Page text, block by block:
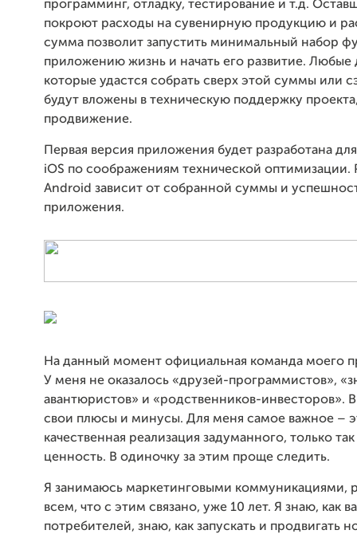
программинг, отладку, тестирование и т.д.
покроют расходы на сувенирную продукцию и
сумма позволит запустить минимальный набор
приложению жизнь и начать его развитие. Любые
которые удастся собрать сверх этой суммы или
будут вложены в техническую поддержку
продвижение.
Первая версия приложения будет разработана
iOS по соображениям технической оптимизации.
Android зависит от собранной суммы и
приложения.
На данный момент официальная команда моего
У меня не оказалось «друзей-программистов»,
авантюристов» и «родственников-инвесторов».
свои плюсы и минусы. Для меня самое важное –
качественная реализация задуманного, только
ценность. В одиночку за этим проще следить.
Я занимаюсь маркетинговыми коммуникациями,
всем, что с этим связано, уже 10 лет. Я знаю, как
потребителей, знаю, как запускать и продвигать